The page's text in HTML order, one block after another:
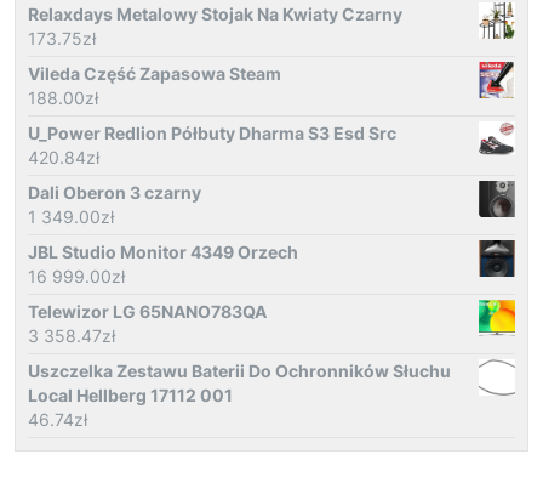
Relaxdays Metalowy Stojak Na Kwiaty Czarny
173.75zł
Vileda Część Zapasowa Steam
188.00zł
U_Power Redlion Półbuty Dharma S3 Esd Src
420.84zł
Dali Oberon 3 czarny
1 349.00zł
JBL Studio Monitor 4349 Orzech
16 999.00zł
Telewizor LG 65NANO783QA
3 358.47zł
Uszczelka Zestawu Baterii Do Ochronników Słuchu
Local Hellberg 17112 001
46.74zł